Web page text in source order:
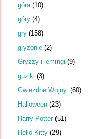
góra (10)
góry (4)
gry (158)
gryzonie (2)
Gryzzy i lemingi (9)
guziki (3)
Gwiezdne Wojny. (60)
Halloween (23)
Harry Potter (51)
Hello Kitty (29)